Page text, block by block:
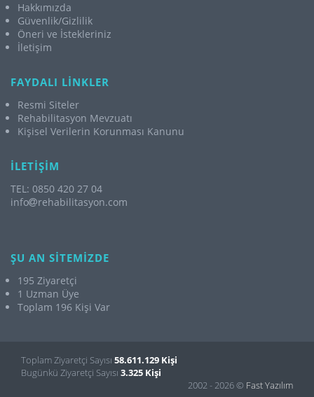
Hakkımızda
Güvenlik/Gizlilik
Öneri ve İstekleriniz
İletişim
FAYDALI LİNKLER
Resmi Siteler
Rehabilitasyon Mevzuatı
Kişisel Verilerin Korunması Kanunu
İLETİŞİM
TEL: 0850 420 27 04
info
rehabilitasyon.com
ŞU AN SİTEMİZDE
195 Ziyaretçi
1 Uzman Üye
Toplam 196 Kişi Var
Toplam Ziyaretçi Sayısı 58.611.129 Kişi
Bugünkü Ziyaretçi Sayısı 3.325 Kişi
2002 - 2026 © Fast Yazılım